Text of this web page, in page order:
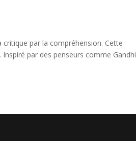
par la compréhension. Cette
par des penseurs comme Gandhi